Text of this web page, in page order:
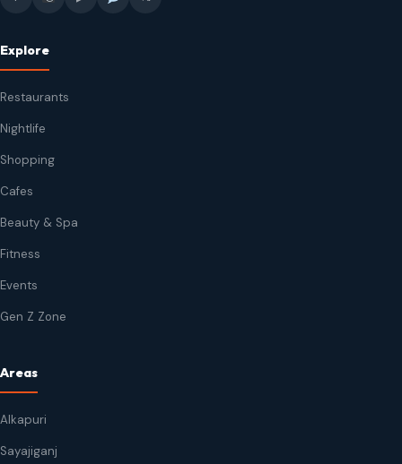
Explore
Restaurants
Nightlife
Shopping
Cafes
Beauty & Spa
Fitness
Events
Gen Z Zone
Areas
Alkapuri
Sayajiganj